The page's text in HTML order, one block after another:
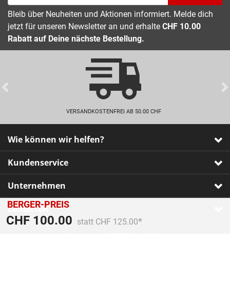
BERGER-PREIS
CHF 100.00 Preis reduziert von
statt CHF 125.00
An
Bleib über Neuheiten und Aktionen informiert. Melde dich
jetzt für unseren Newsletter an und erhalte CHF 10.00
Rabatt auf Deine nächste Bestellung.
VERSANDKOSTENFREI AB 50.00 CHF
Previous
Wie können wir helfen?
Kundenservice
Unternehmen
Zahlarten